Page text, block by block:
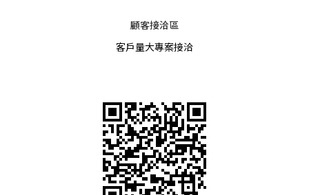
顧客接洽區
客戶量大專案接洽